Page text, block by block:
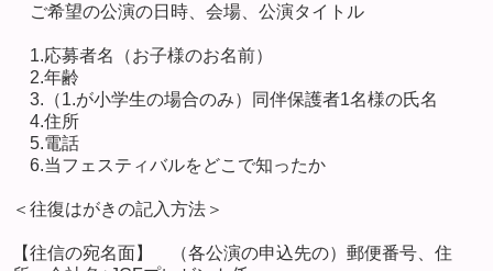
ご希望の公演の日時、会場、公演タイトル
1.応募者名（お子様のお名前）
2.年齢
3.（1.が小学生の場合のみ）同伴保護者1名様の氏名
4.住所
5.電話
6.当フェスティバルをどこで知ったか
＜往復はがきの記入方法＞
【往信の宛名面】 （各公演の申込先の）郵便番号、住